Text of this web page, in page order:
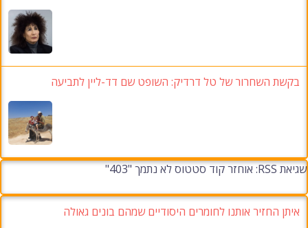
בקשת השחרור של טל דרדיק: השופט שם דד-ליין לתביעה
שגיאת RSS: אוחזר קוד סטטוס לא נתמך "403"
איתן החזיר אותנו לחומרים היסודיים שמהם בונים גאולה